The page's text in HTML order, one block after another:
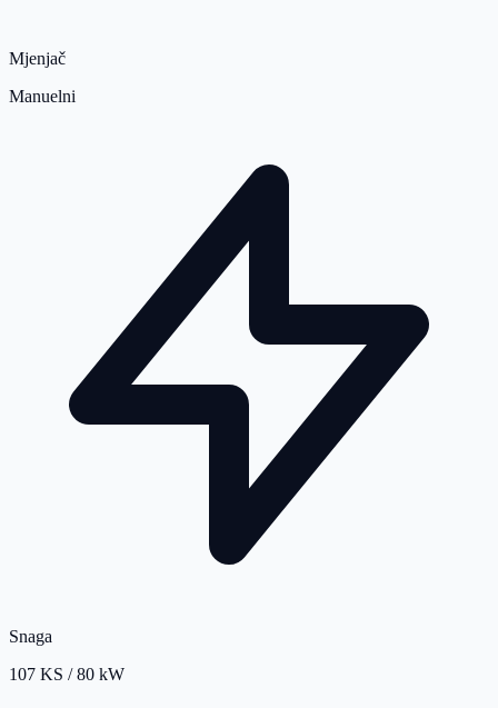
Mjenjač
Manuelni
Snaga
107 KS / 80 kW